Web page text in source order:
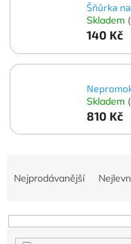
Šňůrka
Skladem
140 Kč
Skladem
810 Kč
n
Nejprodávanější